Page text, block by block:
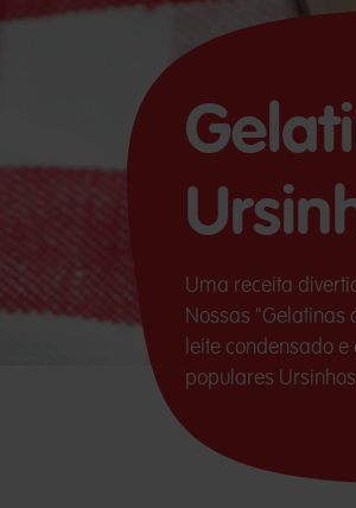
Uma receita
Nossas "Gelatinas
leite condensado
populares